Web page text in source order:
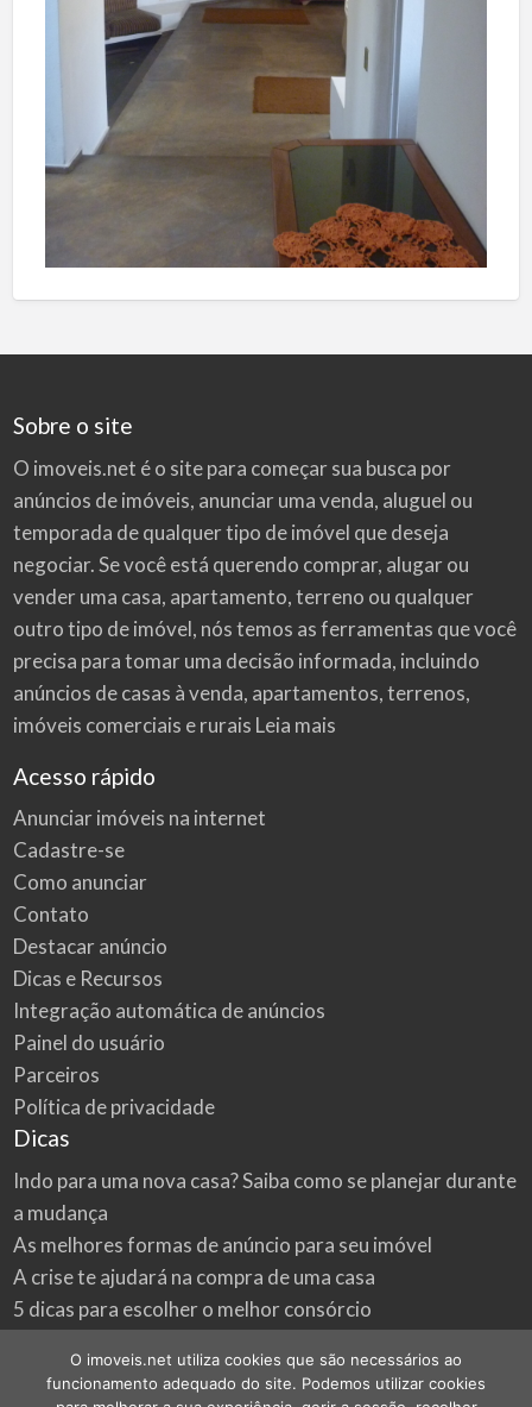
Sobre o site
O imoveis.net é o site para começar sua busca por
anúncios de imóveis, anunciar uma venda, aluguel ou
temporada de qualquer tipo de imóvel que deseja
negociar. Se você está querendo comprar, alugar ou
vender uma casa, apartamento, terreno ou qualquer
outro tipo de imóvel, nós temos as ferramentas que você
precisa para tomar uma decisão informada, incluindo
anúncios de casas à venda, apartamentos, terrenos,
imóveis comerciais e rurais Leia mais
Acesso rápido
Anunciar imóveis na internet
Cadastre-se
Como anunciar
Contato
Destacar anúncio
Dicas e Recursos
Integração automática de anúncios
Painel do usuário
Parceiros
Política de privacidade
Dicas
Indo para uma nova casa? Saiba como se planejar durante
a mudança
As melhores formas de anúncio para seu imóvel
A crise te ajudará na compra de uma casa
5 dicas para escolher o melhor consórcio
Onde procurar as melhores oportunidades do mercado
O imoveis.net utiliza cookies que são necessários ao
funcionamento adequado do site. Podemos utilizar cookies